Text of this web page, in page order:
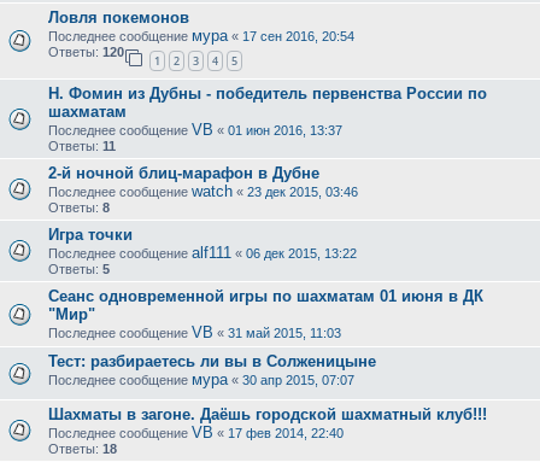
Ловля покемонов
Последнее сообщение мура « 17 сен 2016, 20:54
Ответы: 120
1 2 3 4 5
Н. Фомин из Дубны - победитель первенства России по
шахматам
Последнее сообщение VB « 01 июн 2016, 13:37
Ответы: 11
2-й ночной блиц-марафон в Дубне
Последнее сообщение watch « 23 дек 2015, 03:46
Ответы: 8
Игра точки
Последнее сообщение alf111 « 06 дек 2015, 13:22
Ответы: 5
Сеанс одновременной игры по шахматам 01 июня в ДК
"Мир"
Последнее сообщение VB « 31 май 2015, 11:03
Тест: разбираетесь ли вы в Солженицыне
Последнее сообщение мура « 30 апр 2015, 07:07
Шахматы в загоне. Даёшь городской шахматный клуб!!!
Последнее сообщение VB « 17 фев 2014, 22:40
Ответы: 18